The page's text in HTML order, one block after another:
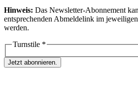
Hinweis: Das Newsletter-Abonnement
entsprechenden Abmeldelink im
werden.
Turnstile *
Jetzt abonnieren.